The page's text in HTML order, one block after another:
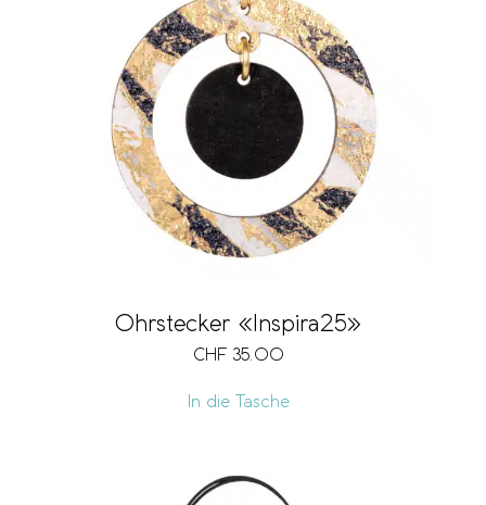
Ohrstecker «Inspira25»
CHF 35.00
In die Tasche